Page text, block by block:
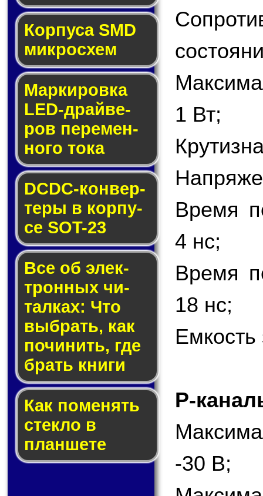
Корпуса SMD
мик­ро­схем
Маркировка
LED-драй­ве­
ров пе­ре­мен­
но­го то­ка
DCDC-кон­вер­
те­ры в кор­пу­
се SOT-23
Все об элек­
трон­ных чи­
тал­ках: Что
выб­рать, как
по­чи­нить, где
брать кни­ги
Как по­ме­нять
стек­ло в
планшете
1 Вт;
Время
4 нс;
Время
18 нс;
Емкость
P-
-30 В;